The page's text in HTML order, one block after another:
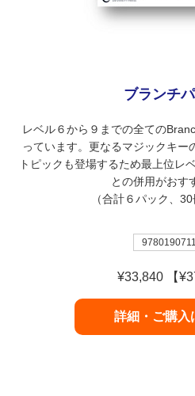
ブランチ
レベル６から９までの全ての
っています。更なるマジックキー
トピックも登場するため最上位レ
との併用がおす
（合計６パック、30
¥33,840 【
詳細・ご購入